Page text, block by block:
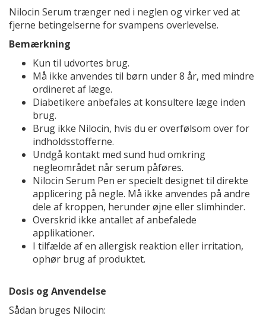
Nilocin Serum trænger ned i neglen og virker ved at
fjerne betingelserne for svampens overlevelse.
Bemærkning
Kun til udvortes brug.
Må ikke anvendes til børn under 8 år, med mindre
ordineret af læge.
Diabetikere anbefales at konsultere læge inden
brug.
Brug ikke Nilocin, hvis du er overfølsom over for
indholdsstofferne.
Undgå kontakt med sund hud omkring
negleområdet når serum påføres.
Nilocin Serum Pen er specielt designet til direkte
applicering på negle. Må ikke anvendes på andre
dele af kroppen, herunder øjne eller slimhinder.
Overskrid ikke antallet af anbefalede
applikationer.
I tilfælde af en allergisk reaktion eller irritation,
ophør brug af produktet.
Dosis og Anvendelse
Sådan bruges Nilocin: